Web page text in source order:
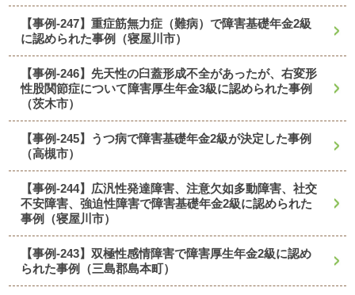
【事例-247】重症筋無力症（難病）で障害基礎年金2級
に認められた事例（寝屋川市）
【事例-246】先天性の臼蓋形成不全があったが、右変形
性股関節症について障害厚生年金3級に認められた事例
（茨木市）
【事例-245】うつ病で障害基礎年金2級が決定した事例
（高槻市）
【事例-244】広汎性発達障害、注意欠如多動障害、社交
不安障害、強迫性障害で障害基礎年金2級に認められた
事例（寝屋川市）
【事例-243】双極性感情障害で障害厚生年金2級に認め
られた事例（三島郡島本町）